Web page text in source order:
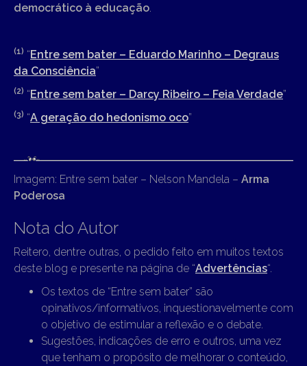
democrático à educação
(1) “Entre sem bater – Eduardo Marinho – Degraus
da Consciência”
(2) “Entre sem bater – Darcy Ribeiro – Feia Verdade”
(3) “A geração do hedonismo oco”
Imagem: Entre sem bater – Nelson Mandela – Arma
Poderosa
Nota do Autor
Reitero, dentre outras, o pedido feito em muitos textos
deste blog e presente na página de “Advertências“.
Os textos de “Entre sem bater” são
opinativos/informativos, inquestionavelmente com
o objetivo de estimular a reflexão e o debate.
Sugestões, indicações de erro e outros, uma vez
que tenham o propósito de melhorar o conteúdo,